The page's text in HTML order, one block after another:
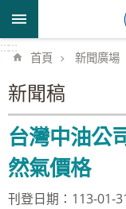
跳到主要內容區塊
::::::
首頁 新聞廣場
新聞稿
台灣中油公
然氣價格
刊登日期：113-01-